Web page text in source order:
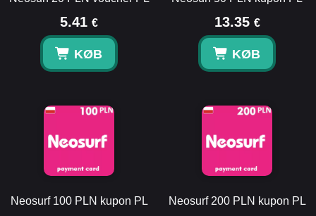
5.41 €
KØB
13.35 €
KØB
Neosurf 100 PLN kupon PL Neosurf 200 PLN kupon PL